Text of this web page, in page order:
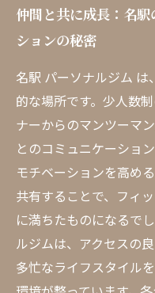
仲間と共に成長：名
ションの秘密
名駅 パーソナルジム
的な場所です。少人数
ナーからのマンツーマ
とのコミュニケーショ
モチベーションを高め
共有することで、フィ
に満ちたものになるで
ルジムは、アクセスの
多忙なライフスタイル